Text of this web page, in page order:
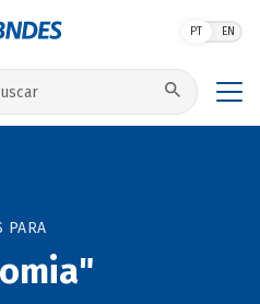
PT EN
no site
PARA